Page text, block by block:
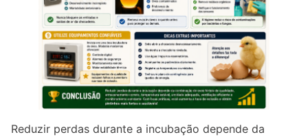
Reduzir perdas durante a incubação depende da